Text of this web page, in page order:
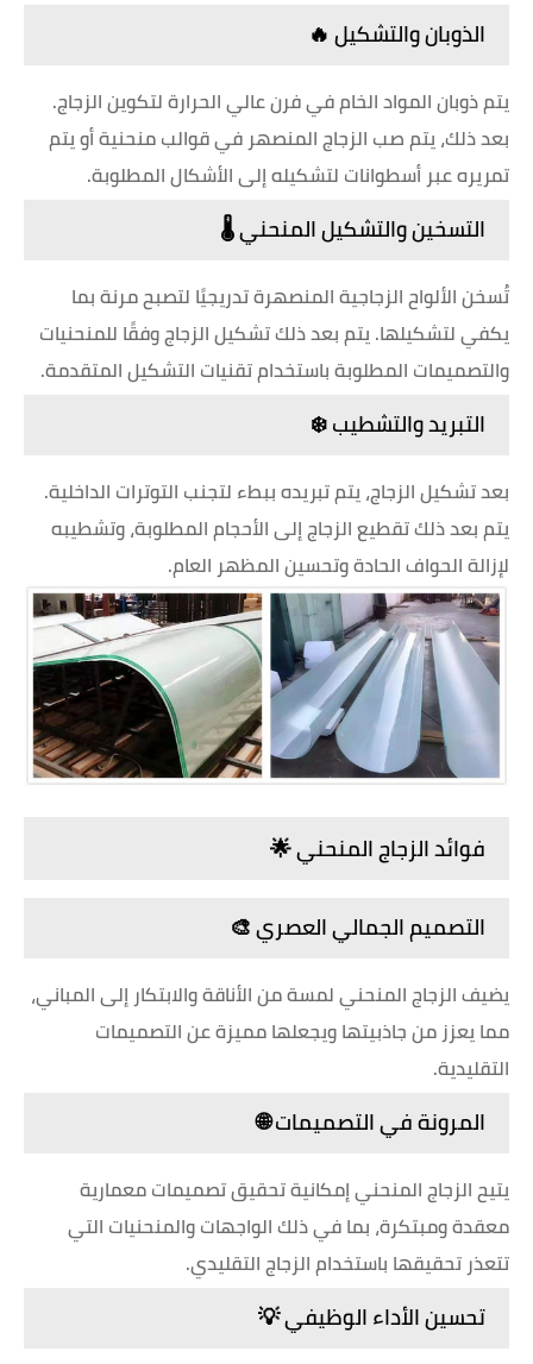
الذوبان والتشكيل 🔥
يتم ذوبان المواد الخام في فرن عالي الحرارة لتكوين الزجاج.
بعد ذلك، يتم صب الزجاج المنصهر في قوالب منحنية أو يتم
تمريره عبر أسطوانات لتشكيله إلى الأشكال المطلوبة.
التسخين والتشكيل المنحني 🌡️
تُسخن الألواح الزجاجية المنصهرة تدريجيًا لتصبح مرنة بما
يكفي لتشكيلها. يتم بعد ذلك تشكيل الزجاج وفقًا للمنحنيات
والتصميمات المطلوبة باستخدام تقنيات التشكيل المتقدمة.
التبريد والتشطيب ❄️
بعد تشكيل الزجاج، يتم تبريده ببطء لتجنب التوترات الداخلية.
يتم بعد ذلك تقطيع الزجاج إلى الأحجام المطلوبة، وتشطيبه
لإزالة الحواف الحادة وتحسين المظهر العام.
فوائد الزجاج المنحني 🌟
التصميم الجمالي العصري 🎨
يضيف الزجاج المنحني لمسة من الأناقة والابتكار إلى المباني،
مما يعزز من جاذبيتها ويجعلها مميزة عن التصميمات
التقليدية.
المرونة في التصميمات 🌐
يتيح الزجاج المنحني إمكانية تحقيق تصميمات معمارية
معقدة ومبتكرة، بما في ذلك الواجهات والمنحنيات التي
تتعذر تحقيقها باستخدام الزجاج التقليدي.
تحسين الأداء الوظيفي 💡